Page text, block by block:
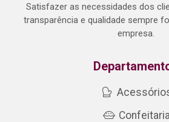
Satisfazer as necessidades dos
transparência e qualidade sempre
empresa.
Confeitaria